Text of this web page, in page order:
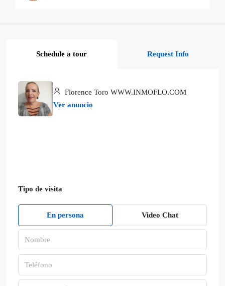
Schedule a tour Request Info
Florence Toro WWW.INMOFLO.COM
Ver anuncio
Tipo de visita
En persona Video Chat